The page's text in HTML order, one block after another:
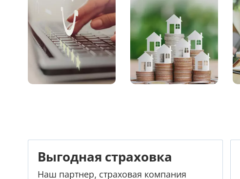
Выгодная страховка
Наш партнер, страховая компания